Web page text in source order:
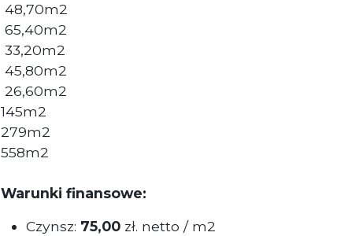
48,70m2
65,40m2
33,20m2
45,80m2
26,60m2
145m2
279m2
558m2
Warunki finansowe:
Czynsz: 75,00 zł. netto / m2